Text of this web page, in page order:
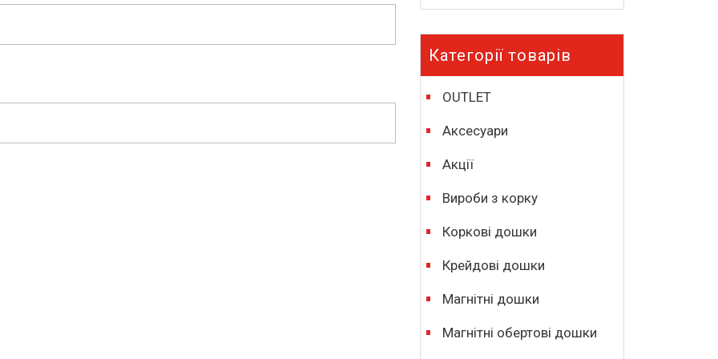
Категорії товарів
OUTLET
Аксесуари
Акції
Вироби з корку
Коркові дошки
Крейдові дошки
Магнітні дошки
Магнітні обертові дошки